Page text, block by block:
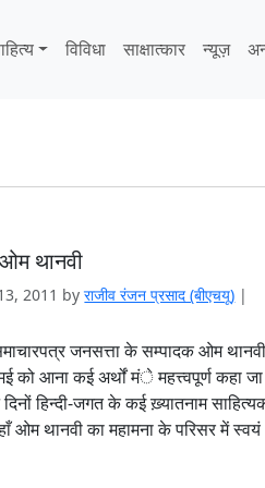
विविधा साक्षात्‍कार न्यूज़
थानवी
2011 byराजीव रंजन प्रसाद (बीएचयू) |
जनसत्ता के सम्पादक ओम
को आना कई अर्थों मंे महत्त्वपूर्ण कहा जा
हिन्दी-जगत के कई ख़्यातनाम
ओम थानवी का महामना के परिसर में स्वयं